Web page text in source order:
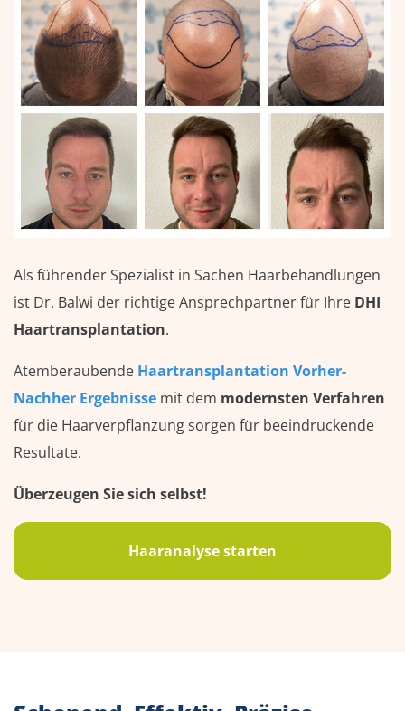
Als führender Spezialist in Sachen Haarbehandlungen
ist Dr. Balwi der richtige Ansprechpartner für Ihre DHI
Haartransplantation.
Atemberaubende Haartransplantation Vorher-
Nachher Ergebnisse mit dem modernsten Verfahren
für die Haarverpflanzung sorgen für beeindruckende
Resultate.
Überzeugen Sie sich selbst!
Haaranalyse starten